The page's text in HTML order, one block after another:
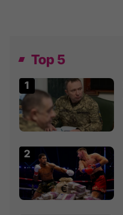
Top 5